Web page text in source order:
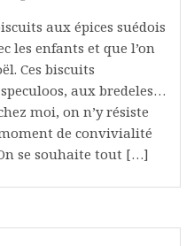
aux épices suédois
les enfants et que l’on
Ces biscuits
aux bredeles…
moi, on n’y résiste
de convivialité
se souhaite tout […]